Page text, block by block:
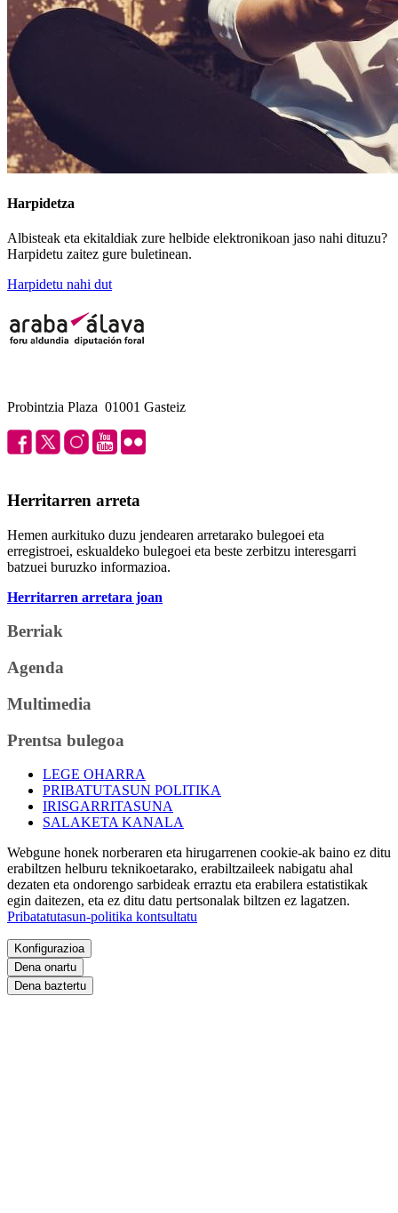
Harpidetza
Albisteak eta ekitaldiak zure helbide elektronikoan jaso nahi dituzu?
Harpidetu zaitez gure buletinean.
Harpidetu nahi dut
Probintzia Plaza 01001 Gasteiz
Herritarren arreta
Hemen aurkituko duzu jendearen arretarako bulegoei eta
erregistroei, eskualdeko bulegoei eta beste zerbitzu interesgarri
batzuei buruzko informazioa.
Herritarren arretara joan
Berriak
Agenda
Multimedia
Prentsa bulegoa
LEGE OHARRA
PRIBATUTASUN POLITIKA
IRISGARRITASUNA
SALAKETA KANALA
Webgune honek norberaren eta hirugarrenen cookie-ak baino ez ditu
erabiltzen helburu teknikoetarako, erabiltzaileek nabigatu ahal
dezaten eta ondorengo sarbideak erraztu eta erabilera estatistikak
egin daitezen, eta ez ditu datu pertsonalak biltzen ez lagatzen.
Pribatatutasun-politika kontsultatu
Konfigurazioa
Dena onartu
Dena baztertu